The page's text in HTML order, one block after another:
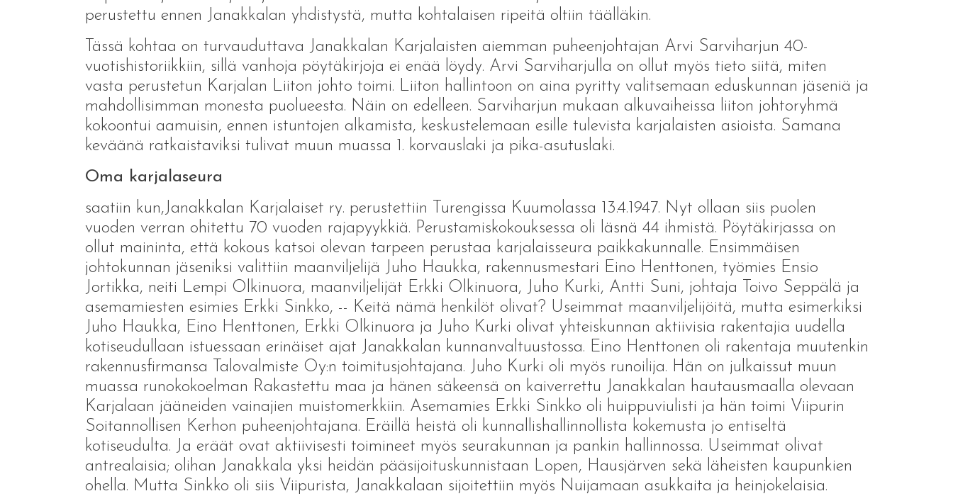
perustettu ennen Janakkalan yhdistystä, mutta kohtalaisen ripeitä oltiin täälläkin.
Tässä kohtaa on turvauduttava Janakkalan Karjalaisten aiemman puheenjohtajan Arvi Sarviharjun 40-
vuotishistoriikkiin, sillä vanhoja pöytäkirjoja ei enää löydy. Arvi Sarviharjulla on ollut myös tieto siitä, miten
vasta perustetun Karjalan Liiton johto toimi. Liiton hallintoon on aina pyritty valitsemaan eduskunnan jäseniä ja
mahdollisimman monesta puolueesta. Näin on edelleen. Sarviharjun mukaan alkuvaiheissa liiton johtoryhmä
kokoontui aamuisin, ennen istuntojen alkamista, keskustelemaan esille tulevista karjalaisten asioista. Samana
keväänä ratkaistaviksi tulivat muun muassa 1. korvauslaki ja pika-asutuslaki.
Oma karjalaseura
saatiin kun,Janakkalan Karjalaiset ry. perustettiin Turengissa Kuumolassa 13.4.1947. Nyt ollaan siis puolen
vuoden verran ohitettu 70 vuoden rajapyykkiä. Perustamiskokouksessa oli läsnä 44 ihmistä. Pöytäkirjassa on
ollut maininta, että kokous katsoi olevan tarpeen perustaa karjalaisseura paikkakunnalle. Ensimmäisen
johtokunnan jäseniksi valittiin maanviljelijä Juho Haukka, rakennusmestari Eino Henttonen, työmies Ensio
Jortikka, neiti Lempi Olkinuora, maanviljelijät Erkki Olkinuora, Juho Kurki, Antti Suni, johtaja Toivo Seppälä ja
asemamiesten esimies Erkki Sinkko, -- Keitä nämä henkilöt olivat? Useimmat maanviljelijöitä, mutta esimerkiksi
Juho Haukka, Eino Henttonen, Erkki Olkinuora ja Juho Kurki olivat yhteiskunnan aktiivisia rakentajia uudella
kotiseudullaan istuessaan erinäiset ajat Janakkalan kunnanvaltuustossa. Eino Henttonen oli rakentaja muutenkin
rakennusfirmansa Talovalmiste Oy:n toimitusjohtajana. Juho Kurki oli myös runoilija. Hän on julkaissut muun
muassa runokokoelman Rakastettu maa ja hänen säkeensä on kaiverrettu Janakkalan hautausmaalla olevaan
Karjalaan jääneiden vainajien muistomerkkiin. Asemamies Erkki Sinkko oli huippuviulisti ja hän toimi Viipurin
Soitannollisen Kerhon puheenjohtajana. Eräillä heistä oli kunnallishallinnollista kokemusta jo entiseltä
kotiseudulta. Ja eräät ovat aktiivisesti toimineet myös seurakunnan ja pankin hallinnossa. Useimmat olivat
antrealaisia; olihan Janakkala yksi heidän pääsijoituskunnistaan Lopen, Hausjärven sekä läheisten kaupunkien
ohella. Mutta Sinkko oli siis Viipurista, Janakkalaan sijoitettiin myös Nuijamaan asukkaita ja heinjokelaisia.